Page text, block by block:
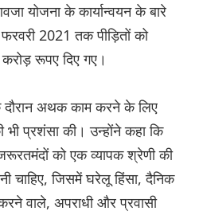
योजना के कार्यान्वयन के बारे
2021 तक पीड़ितों को
रूपए दिए गए।
दौरान अथक काम करने के लिए
भी प्रशंसा की। उन्होंने कहा कि
को एक व्यापक श्रेणी की
चाहिए, जिसमें घरेलू हिंसा, दैनिक
वाले, अपराधी और प्रवासी